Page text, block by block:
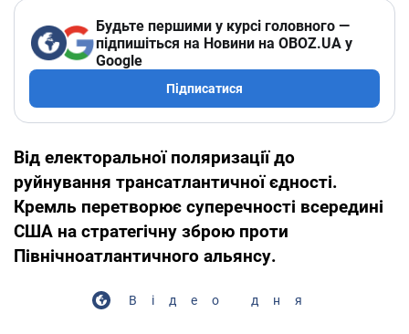
Будьте першими у курсі головного —
підпишіться на Новини на OBOZ.UA у
Google
Підписатися
Від електоральної поляризації до
руйнування трансатлантичної єдності.
Кремль перетворює суперечності всередині
США на стратегічну зброю проти
Північноатлантичного альянсу.
Відео дня